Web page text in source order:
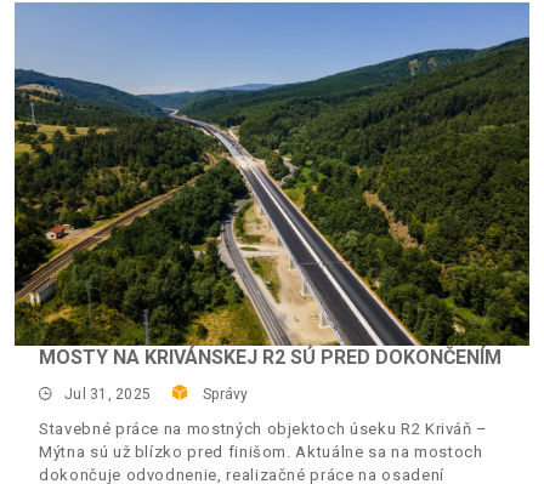
MOSTY NA KRIVÁNSKEJ R2 SÚ PRED DOKONČENÍM
Jul 31, 2025 Správy
Stavebné práce na mostných objektoch úseku R2 Kriváň –
Mýtna sú už blízko pred finišom. Aktuálne sa na mostoch
dokončuje odvodnenie, realizačné práce na osadení